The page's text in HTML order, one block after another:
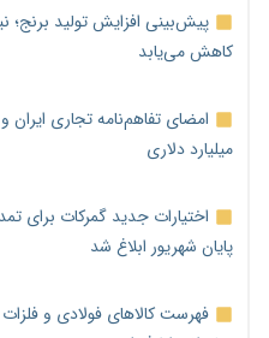
کاهش می‌یابد
میلیارد دلاری
اختیارات جدید گمرکات برای
پایان شهریور ابلاغ شد